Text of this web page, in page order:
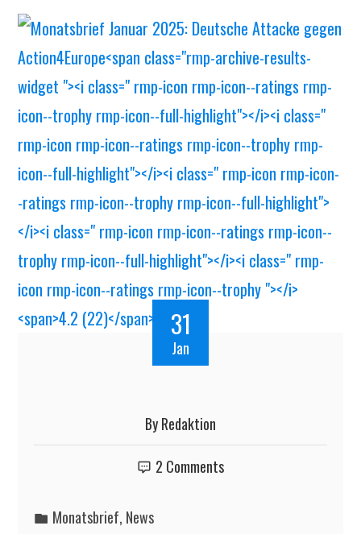
31
Jan
ByRedaktion
2 Comments
Monatsbrief, News